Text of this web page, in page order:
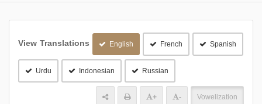
View Translations English French Spanish
Urdu Indonesian Russian
+ - Vowelization